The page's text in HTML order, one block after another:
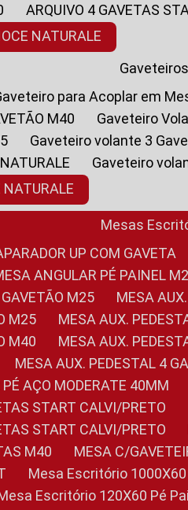
ARQUIVO 4 GAVETAS
NATURALE
Gaveteiros
Gaveteiro para Acoplar em
M40
Gaveteiro
Gaveteiro volante 3
Gaveteiro
NATURALE
Mesas
APARADOR UP COM GAVETA
MESA ANGULAR PÉ PAINEL
GAVETÃO M25
MESA
M25
MESA AUX.
M40
MESA AUX.
MESA AUX. PEDESTAL 4
PÉ AÇO MODERATE 40MM
START CALVI/PRETO
START CALVI/PRETO
M40
MESA C/
Mesa Escritório
Mesa Escritório 120X60 Pé